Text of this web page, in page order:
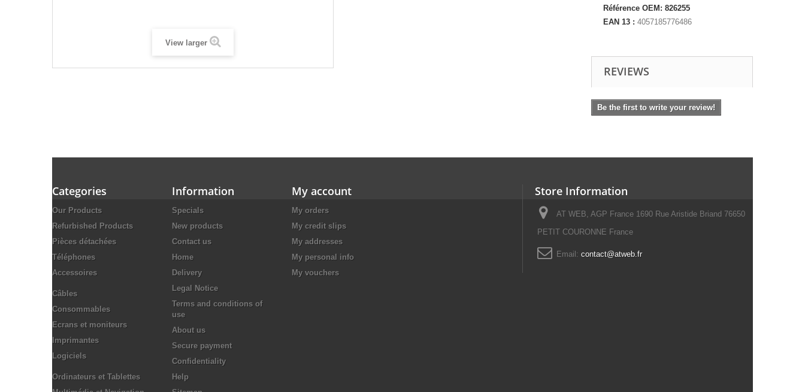
View larger
Référence OEM: 826255
EAN 13 : 4057185776486
REVIEWS
Be the first to write your review!
Categories
Our Products
Refurbished Products
Pièces détachées
Téléphones
Accessoires
Câbles
Consommables
Ecrans et moniteurs
Imprimantes
Logiciels
Ordinateurs et Tablettes
Information
Specials
New products
Contact us
Home
Delivery
Legal Notice
Terms and conditions of
use
About us
Secure payment
Confidentiality
Help
My account
My orders
My credit slips
My addresses
My personal info
My vouchers
Store Information
AT WEB, AGP France 1690 Rue Aristide Briand 76650
PETIT COURONNE France
Email: contact@atweb.fr